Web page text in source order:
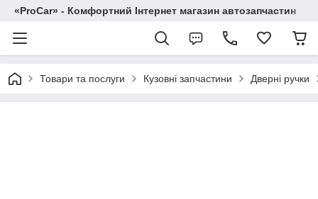
«ProCar» - Комфортний Інтернет магазин автозапчастин
Товари та послуги Кузовні запчастини Дверні ручки